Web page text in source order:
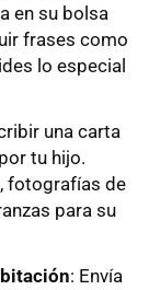
en su bolsa
frases como
lo especial
una carta
tu hijo.
fotografías de
para su
: Envía